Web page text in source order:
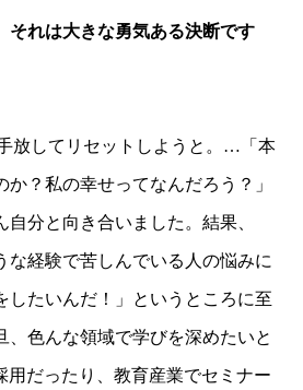
れは大きな勇気ある決断です
放してリセットしようと。…「本
？私の幸せってなんだろう？」
分と向き合いました。結果、
な経験で苦しんでいる人の悩みに
したいんだ！」というところに至
、色んな領域で学びを深めたいと
用だったり、教育産業でセミナー